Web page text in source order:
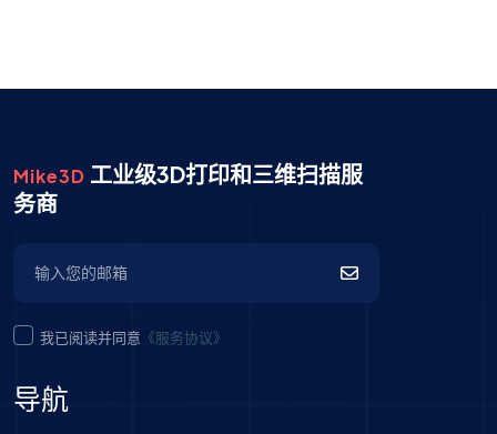
Mike3D 工业级3D打印和三维扫描服
务商
我已阅读并同意 《服务协议》
导航